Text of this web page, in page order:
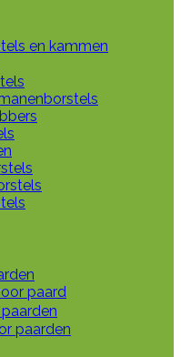
en kammen
paard
paarden